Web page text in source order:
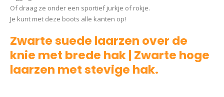
Of draag ze onder een sportief jurkje of rokje.
Je kunt met deze boots alle kanten op!
Zwarte suede laarzen over de
knie met brede hak | Zwarte hoge
laarzen met stevige hak.